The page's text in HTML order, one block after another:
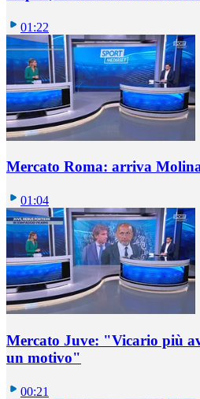
01:22
Mercato Roma: arriva
01:04
Mercato Juve: "Vicario più
un motivo"
00:21